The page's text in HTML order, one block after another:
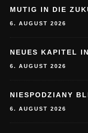
MUTIG IN DIE
6. AUGUST 2026
NEUES KAPITEL
6. AUGUST 2026
NIESPODZIANY
6. AUGUST 2026